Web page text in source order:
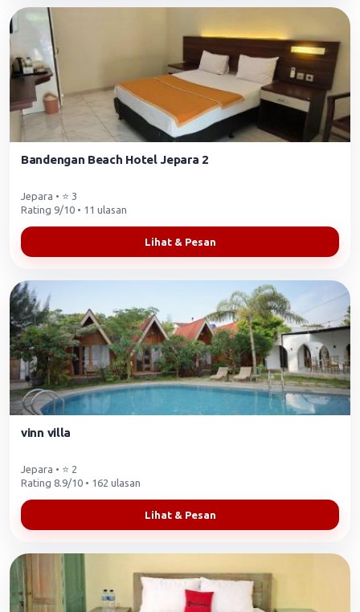
Bandengan Beach Hotel Jepara 2
Jepara • ⭐ 3
Rating 9/10 • 11 ulasan
Lihat & Pesan
vinn villa
Jepara • ⭐ 2
Rating 8.9/10 • 162 ulasan
Lihat & Pesan